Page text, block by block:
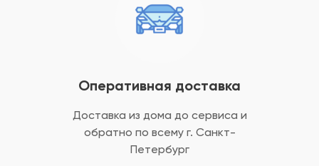
Оперативная доставка
Доставка из дома до сервиса и
обратно по всему г. Санкт-
Петербург